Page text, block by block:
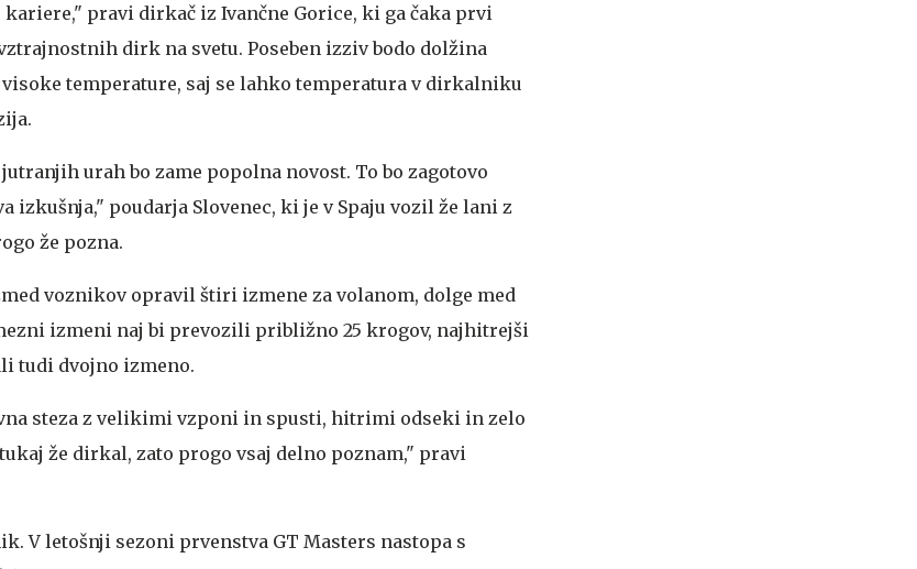
kariere," pravi dirkač iz Ivančne Gorice, ki ga čaka prvi
dirk na svetu. Poseben izziv bodo dolžina
temperature, saj se lahko temperatura v dirkalniku
urah bo zame popolna novost. To bo zagotovo
izkušnja," poudarja Slovenec, ki je v Spaju vozil že lani z
že pozna.
voznikov opravil štiri izmene za volanom, dolge med
izmeni naj bi prevozili približno 25 krogov, najhitrejši
tudi dvojno izmeno.
steza z velikimi vzponi in spusti, hitrimi odseki in zelo
že dirkal, zato progo vsaj delno poznam," pravi
V letošnji sezoni prvenstva GT Masters nastopa s